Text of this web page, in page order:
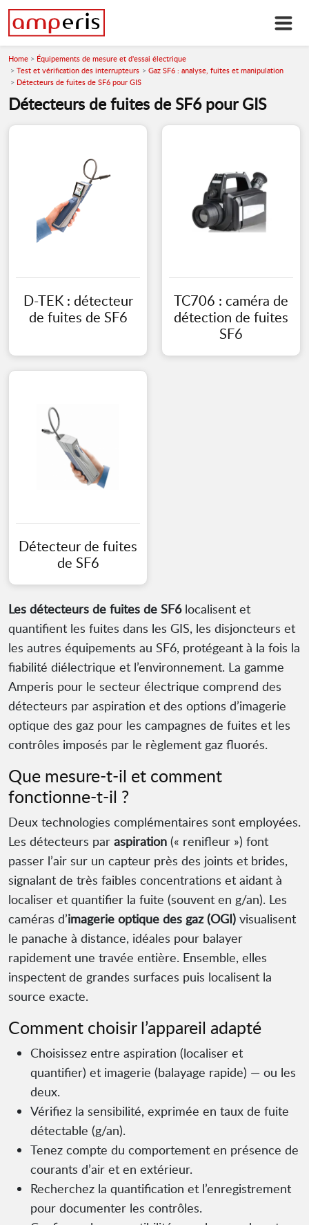
Home
Équipements de mesure et d'essai électrique
Test et vérification des interrupteurs
Gaz SF6 : analyse, fuites et manipulation
Détecteurs de fuites de SF6 pour GIS
Détecteurs de fuites de SF6 pour GIS
D-TEK : détecteur
de fuites de SF6
TC706 : caméra de
détection de fuites
SF6
Détecteur de fuites
de SF6
Les détecteurs de fuites de SF6localisent et
quantifient les fuites dans les GIS, les disjoncteurs et
les autres équipements au SF6, protégeant à la fois la
fiabilité diélectrique et l’environnement. La gamme
Amperis pour le secteur électrique comprend des
détecteurs par aspiration et des options d’imagerie
optique des gaz pour les campagnes de fuites et les
contrôles imposés par le règlement gaz fluorés.
Que mesure-t-il et comment
fonctionne-t-il ?
Deux technologies complémentaires sont employées.
Les détecteurs par aspiration (« renifleur ») font
passer l’air sur un capteur près des joints et brides,
signalant de très faibles concentrations et aidant à
localiser et quantifier la fuite (souvent en g/an). Les
caméras d’imagerie optique des gaz (OGI) visualisent
le panache à distance, idéales pour balayer
rapidement une travée entière. Ensemble, elles
inspectent de grandes surfaces puis localisent la
source exacte.
Comment choisir l’appareil adapté
Choisissez entre aspiration (localiser et
quantifier) et imagerie (balayage rapide) — ou les
deux.
Vérifiez la sensibilité, exprimée en taux de fuite
détectable (g/an).
Tenez compte du comportement en présence de
courants d’air et en extérieur.
Recherchez la quantification et l’enregistrement
pour documenter les contrôles.